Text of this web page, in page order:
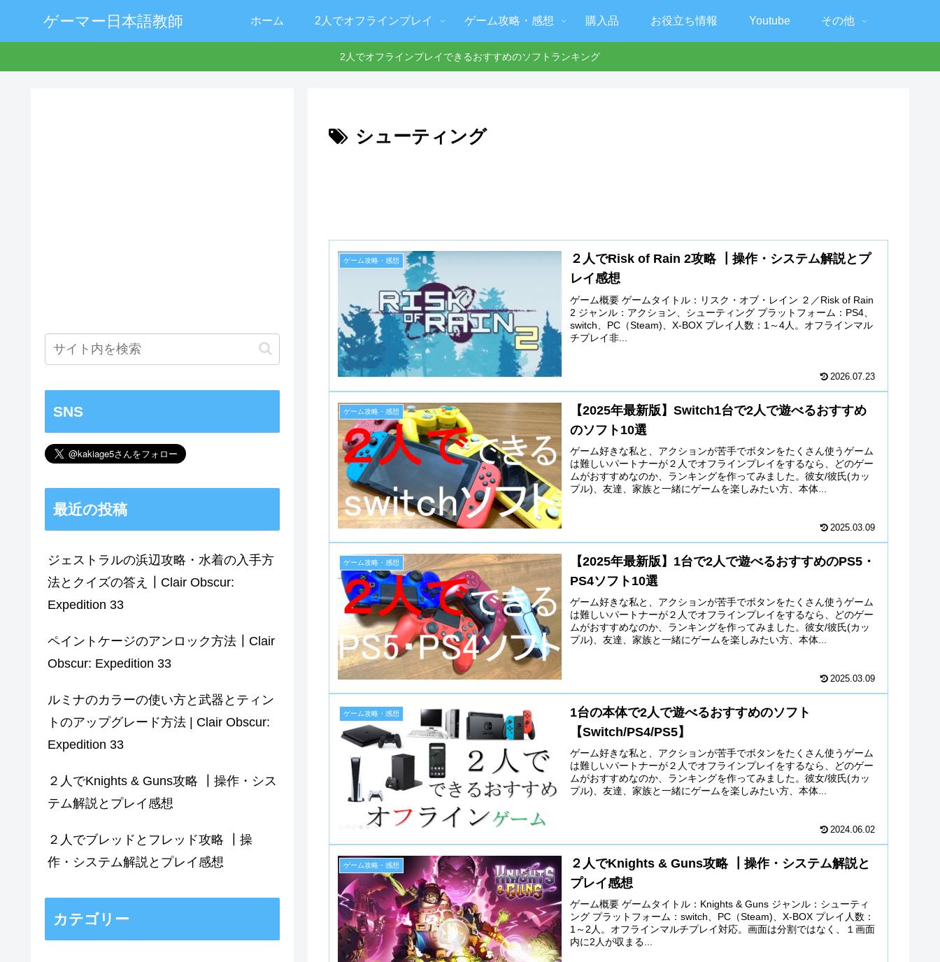
ゲーマー日本語教師 ホーム 2人でオフラインプレイ ゲーム攻略・感想 購入品 お役立ち情報 Youtube その他
2人でオフラインプレイできるおすすめのソフトランキング
シューティング
ゲーム攻略・感想
２人でRisk of Rain 2攻略 ┃操作・システム解説とプ
レイ感想
ゲーム概要 ゲームタイトル：リスク・オブ・レイン ２／Risk of Rain
2 ジャンル：アクション、シューティング プラットフォーム：PS4、
switch、PC（Steam)、X-BOX プレイ人数：1～4人。オフラインマル
チプレイ非...
2026.07.23
ゲーム攻略・感想
【2025年最新版】Switch1台で2人で遊べるおすすめ
のソフト10選
ゲーム好きな私と、アクションが苦手でボタンをたくさん使うゲーム
は難しいパートナーが２人でオフラインプレイをするなら、どのゲー
ムがおすすめなのか、ランキングを作ってみました。彼女/彼氏(カッ
プル)、友達、家族と一緒にゲームを楽しみたい方、本体...
2025.03.09
ゲーム攻略・感想
【2025年最新版】1台で2人で遊べるおすすめのPS5・
PS4ソフト10選
ゲーム好きな私と、アクションが苦手でボタンをたくさん使うゲーム
は難しいパートナーが２人でオフラインプレイをするなら、どのゲー
ムがおすすめなのか、ランキングを作ってみました。彼女/彼氏(カッ
プル)、友達、家族と一緒にゲームを楽しみたい方、本体...
2025.03.09
ゲーム攻略・感想
1台の本体で2人で遊べるおすすめのソフト
【Switch/PS4/PS5】
ゲーム好きな私と、アクションが苦手でボタンをたくさん使うゲーム
は難しいパートナーが２人でオフラインプレイをするなら、どのゲー
ムがおすすめなのか、ランキングを作ってみました。彼女/彼氏(カッ
プル)、友達、家族と一緒にゲームを楽しみたい方、本体...
2024.06.02
ゲーム攻略・感想
２人でKnights & Guns攻略 ┃操作・システム解説と
プレイ感想
ゲーム概要 ゲームタイトル：Knights & Guns ジャンル：シューティ
ング プラットフォーム：switch、PC（Steam)、X-BOX プレイ人数：
1～2人。オフラインマルチプレイ対応。画面は分割ではなく、１画面
内に2人が収まる...
SNS
最近の投稿
ジェストラルの浜辺攻略・水着の入手方
法とクイズの答え┃Clair Obscur:
Expedition 33
ペイントケージのアンロック方法┃Clair
Obscur: Expedition 33
ルミナのカラーの使い方と武器とティン
トのアップグレード方法 | Clair Obscur:
Expedition 33
２人でKnights & Guns攻略 ┃操作・シス
テム解説とプレイ感想
２人でブレッドとフレッド攻略 ┃操
作・システム解説とプレイ感想
カテゴリー